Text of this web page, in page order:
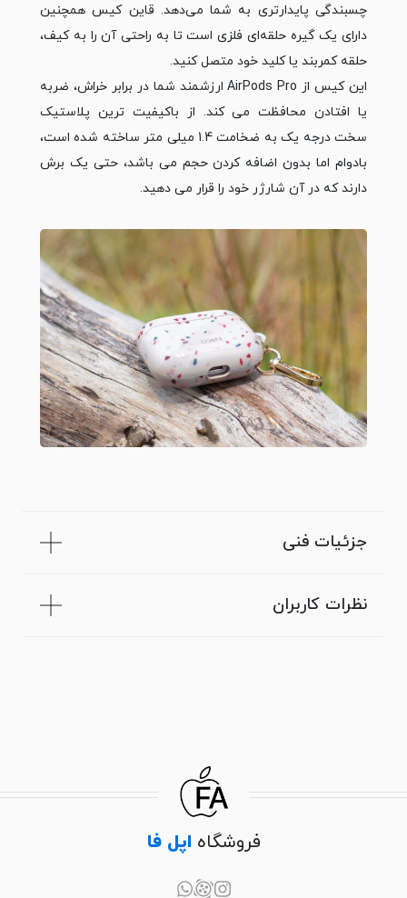
چسبندگی پایدارتری به شما می‌دهد. قاین کیس همچنین
دارای یک گیره حلقه‌ای فلزی است تا به راحتی آن را به کیف،
حلقه کمربند یا کلید خود متصل کنید.
این کیس از AirPods Pro ارزشمند شما در برابر خراش، ضربه
یا افتادن محافظت می کند. از باکیفیت ترین پلاستیک
سخت درجه یک به ضخامت 1.4 میلی متر ساخته شده است،
بادوام اما بدون اضافه کردن حجم می باشد، حتی یک برش
دارند که در آن شارژر خود را قرار می دهید.
جزئیات فنی
نظرات کاربران
فروشگاه اپل فا